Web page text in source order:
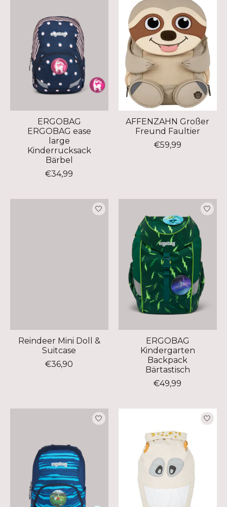
ERGOBAG
ERGOBAG ease
large
Kinderrucksack
Bärbel
€34,99
AFFENZAHN Großer
Freund Faultier
€59,99
Reindeer Mini Doll &
Suitcase
€36,90
ERGOBAG
Kindergarten
Backpack
Bärtastisch
€49,99